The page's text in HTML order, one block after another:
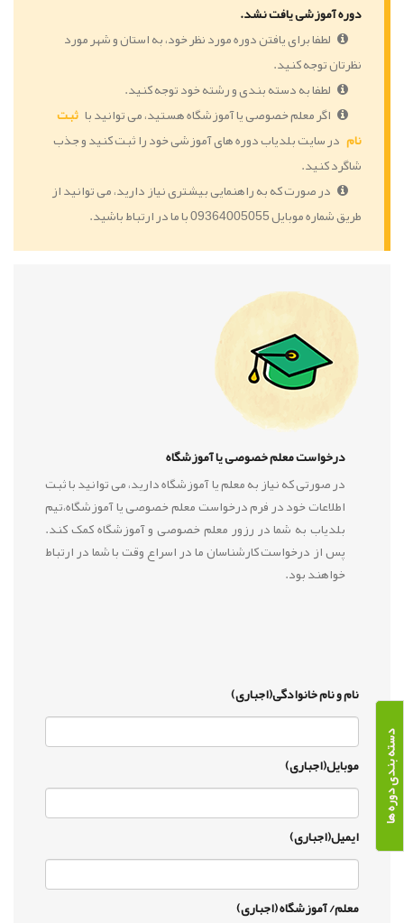
دسته بندی دوره ها
دوره آموزشی یافت نشد.
لطفا برای یافتن دوره مورد نظر خود، به استان و شهر مورد
نظرتان توجه کنید.
لطفا به دسته بندی و رشته خود توجه کنید.
اگر معلم خصوصی یا آموزشگاه هستید، می توانید با ثبت
نام در سایت بلدیاب دوره های آموزشی خود را ثبت کنید و جذب
شاگرد کنید.
در صورت که به راهنمایی بیشتری نیاز دارید، می توانید از
طریق شماره موبایل 09364005055 با ما در ارتباط باشید.
درخواست معلم خصوصی یا آموزشگاه
در صورتی که نیاز به معلم یا آموزشگاه دارید، می توانید با ثبت
اطلاعات خود در فرم درخواست معلم خصوصی یا آموزشگاه،تیم
بلدیاب به شما در رزور معلم خصوصی و آموزشگاه کمک کند.
پس از درخواست کارشناسان ما در اسراع وقت با شما در ارتباط
خواهند بود.
نام و نام خانوادگی(اجباری)
موبایل(اجباری)
ایمیل(اجباری)
معلم/ آموزشگاه (اجباری)